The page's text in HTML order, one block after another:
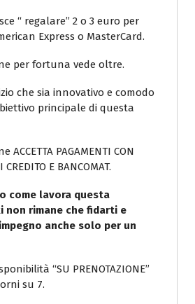
“ regalare” 2 o 3 euro per
Express o MasterCard.
per fortuna vede oltre.
che sia innovativo e comodo
principale di questa
ACCETTA PAGAMENTI CON
CREDITO E BANCOMAT.
come lavora questa
non rimane che fidarti e
anche solo per un
“SU PRENOTAZIONE”
su 7.